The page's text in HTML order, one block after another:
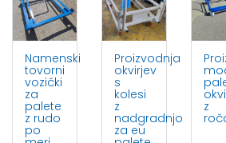
Namenski
tovorni
vozički
za
palete
z rudo
po
Proizvodnja
okvirjev
s
kolesi
z
nadgradnjo
za eu
z